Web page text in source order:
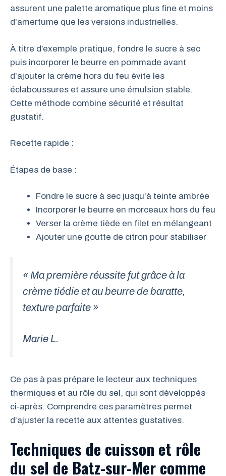
assurent une palette aromatique plus fine et moins
d’amertume que les versions industrielles.
À titre d’exemple pratique, fondre le sucre à sec
puis incorporer le beurre en pommade avant
d’ajouter la crème hors du feu évite les
éclaboussures et assure une émulsion stable.
Cette méthode combine sécurité et résultat
gustatif.
Recette rapide :
Étapes de base :
Fondre le sucre à sec jusqu’à teinte ambrée
Incorporer le beurre en morceaux hors du feu
Verser la crème tiède en filet en mélangeant
Ajouter une goutte de citron pour stabiliser
« Ma première réussite fut grâce à la
crème tiédie et au beurre de baratte,
texture parfaite »
Marie L.
Ce pas à pas prépare le lecteur aux techniques
thermiques et au rôle du sel, qui sont développés
ci-après. Comprendre ces paramètres permet
d’ajuster la recette aux attentes gustatives.
Techniques de cuisson et rôle
du sel de Batz-sur-Mer comme